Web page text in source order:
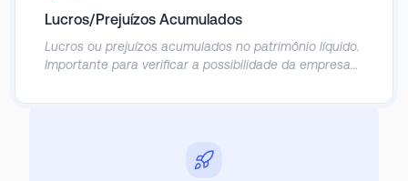
Lucros/Prejuízos Acumulados
Lucros ou prejuízos acumulados no patrimônio líquido.
Importante para verificar a possibilidade da empresa